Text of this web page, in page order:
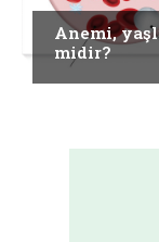
Anemi,
midir?